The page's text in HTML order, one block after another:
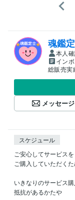
魂鑑
本人
イン
総販売実
メッセー
スケジュール
ご安心してサービスを
ご購入していただく
いきなりのサービス
抵抗があるかたや